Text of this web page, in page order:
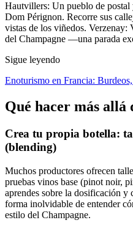
Hautvillers: Un pueblo de postal
Dom Pérignon. Recorre sus
vistas de los viñedos. Verzenay:
del Champagne —una parada
Sigue leyendo
Enoturismo en Francia:
Qué hacer más allá
Crea tu propia botella:
(blending)
Muchos productores ofrecen
pruebas vinos base (pinot noir,
aprendes sobre la dosificación y
forma inolvidable de entender
estilo del Champagne.